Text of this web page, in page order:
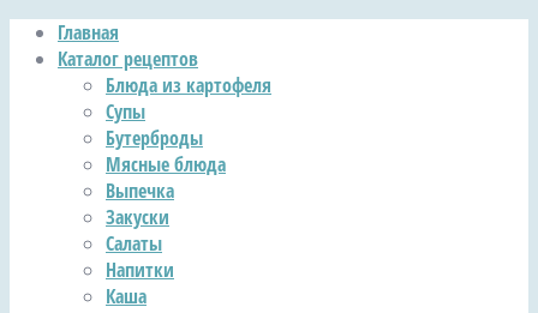
Главная
Каталог рецептов
Блюда из картофеля
Супы
Бутерброды
Мясные блюда
Выпечка
Закуски
Салаты
Напитки
Каша